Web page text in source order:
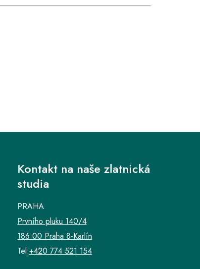
Kontakt na naše zlatnická
studia
PRAHA
Prvního pluku 140/4
186 00 Praha 8-Karlín
Tel:+420 774 521 154